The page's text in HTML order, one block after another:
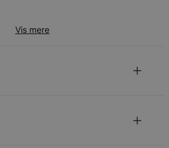
Vis mere
for børn
hvis du har